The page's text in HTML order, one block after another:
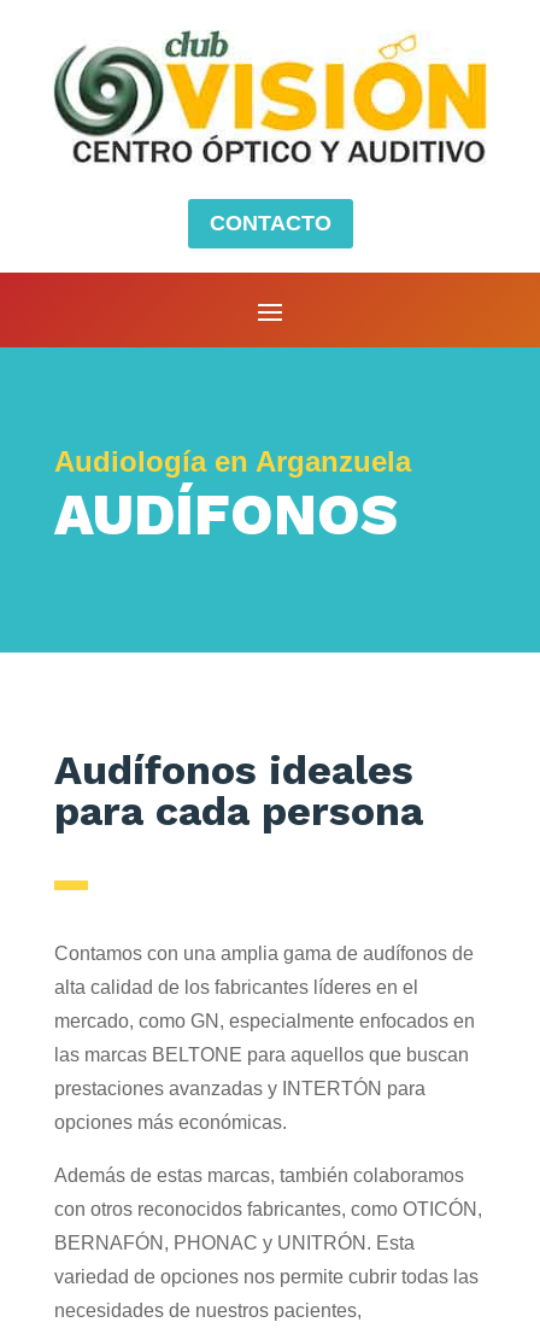
CONTACTO
Audiología en Arganzuela
AUDÍFONOS
Audífonos ideales
para cada persona
Contamos con una amplia gama de audífonos de
alta calidad de los fabricantes líderes en el
mercado, como GN, especialmente enfocados en
las marcas BELTONE para aquellos que buscan
prestaciones avanzadas y INTERTÓN para
opciones más económicas.
Además de estas marcas, también colaboramos
con otros reconocidos fabricantes, como OTICÓN,
BERNAFÓN, PHONAC y UNITRÓN. Esta
variedad de opciones nos permite cubrir todas las
necesidades de nuestros pacientes,